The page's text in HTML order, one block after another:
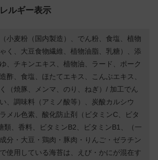
ルギー表示
小麦粉（国内製造）、でん粉、食塩、植物
く、大豆食物繊維、植物油脂、乳糖）、添
、チキンエキス、植物油、ラード、ポーク
酢、食塩、ほたてエキス、こんぶエキス、
（焼豚、メンマ、のり、ねぎ）/ 加工でん
、調味料（アミノ酸等）、炭酸カルシウ
メル色素、酸化防止剤（ビタミンC、ビタ
類、香料、ビタミンB2、ビタミンB1、（一
分・大豆・鶏肉・豚肉・りんご・ゼラチン
使用している海苔は、えび・かにが混在す